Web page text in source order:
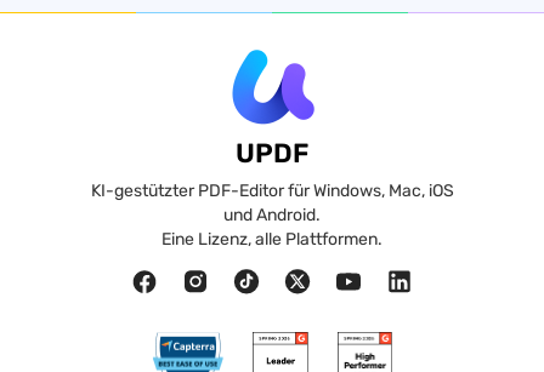
UPDF
KI-gestützter PDF-Editor für Windows, Mac, iOS
und Android.
Eine Lizenz, alle Plattformen.